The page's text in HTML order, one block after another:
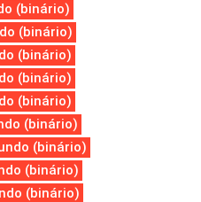
(binário)
(binário)
(binário)
(binário)
(binário)
(binário)
(binário)
(binário)
(binário)